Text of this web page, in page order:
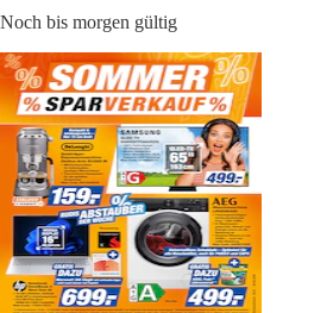
Noch bis morgen gültig